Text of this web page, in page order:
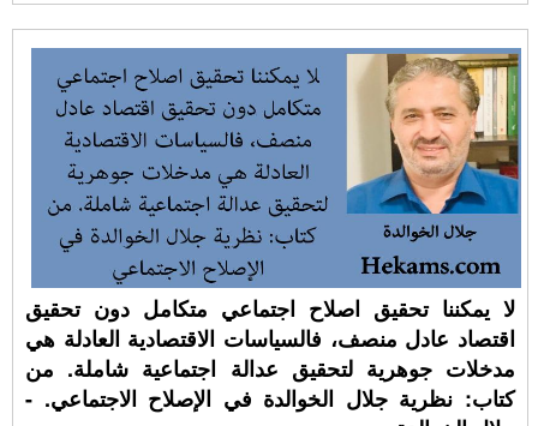
لا يمكننا تحقيق اصلاح اجتماعي متكامل دون تحقيق
اقتصاد عادل منصف، فالسياسات الاقتصادية العادلة هي
مدخلات جوهرية لتحقيق عدالة اجتماعية شاملة. من
كتاب: نظرية جلال الخوالدة في الإصلاح الاجتماعي. -